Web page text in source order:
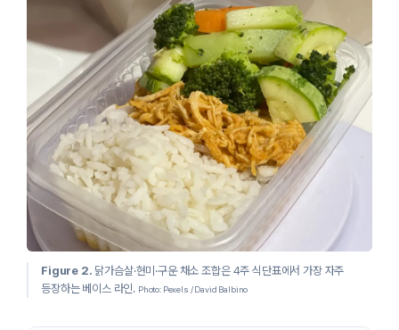
Figure 2. 닭가슴살·현미·구운 채소 조합은 4주 식단표에서 가장 자주
등장하는 베이스 라인. Photo: Pexels / David Balbino